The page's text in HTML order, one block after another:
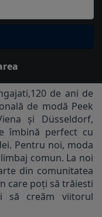
de ani de
de modă Peek
și Düsseldorf,
îmbină perfect cu
Pentru noi, moda
comun. La noi
din comunitatea
care poți să trăiesti
să creăm viitorul